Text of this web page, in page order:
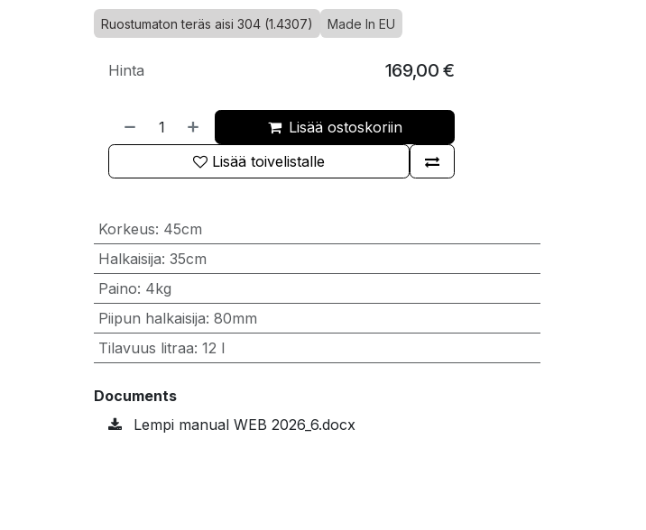
Ruostumaton teräs aisi 304 (1.4307) Made In EU
Lisää ostoskoriin
Lisää toivelistalle
Hinta 169,00 €
Korkeus: 45cm
Halkaisija: 35cm
Paino: 4kg
Piipun halkaisija: 80mm
Tilavuus litraa: 12 l
Documents
Lempi manual WEB 2026_6.docx